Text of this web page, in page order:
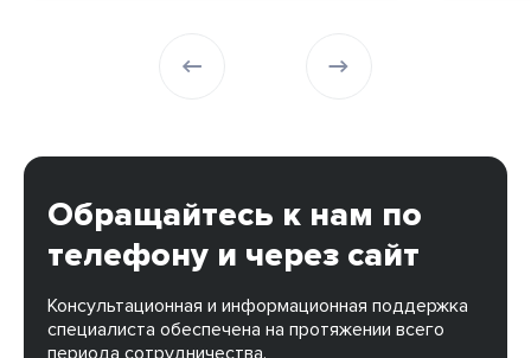
Обращайтесь к нам по
телефону и через сайт
Консультационная и информационная поддержка
специалиста обеспечена на протяжении всего
периода сотрудничества.